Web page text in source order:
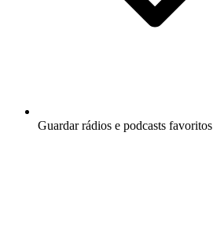
Guardar rádios e podcasts favoritos